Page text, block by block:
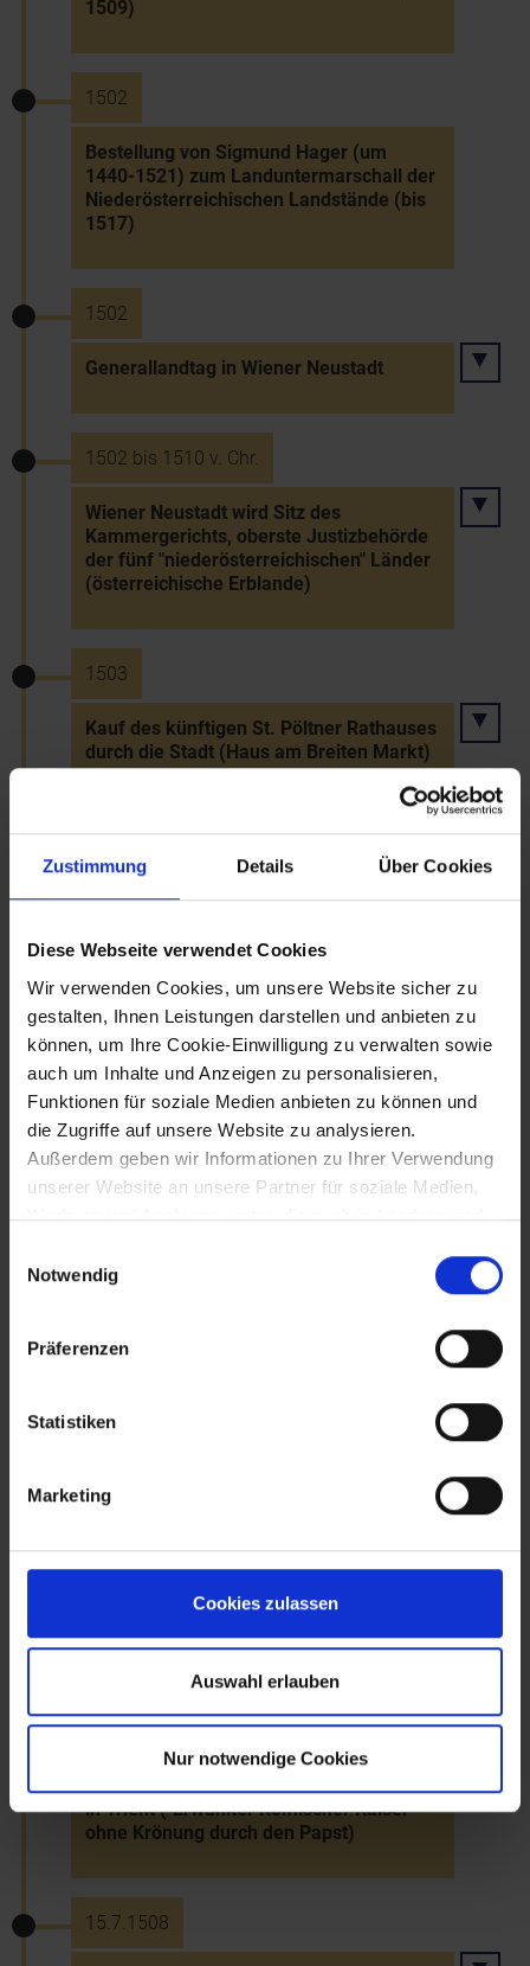
Zustimmung Details Über Cookies
Diese Webseite verwendet Cookies
Wir verwenden Cookies, um unsere Website sicher zu
gestalten, Ihnen Leistungen darstellen und anbieten zu
können, um Ihre Cookie-Einwilligung zu verwalten sowie
auch um Inhalte und Anzeigen zu personalisieren,
Funktionen für soziale Medien anbieten zu können und
die Zugriffe auf unsere Website zu analysieren.
Außerdem geben wir Informationen zu Ihrer Verwendung
unserer Website an unsere Partner für soziale Medien,
Werbung und Analysen weiter, die auch in Ländern sind,
gegeben ist, und in denen Sie Ihre Rechte uU nicht
effektiv durchsetzen können. Unsere Partner führen
diese Informationen möglicherweise mit weiteren Daten
zusammen, die Sie ihnen bereitgestellt haben oder die
haben.
Notwendig
Präferenzen
Statistiken
Marketing
Cookies zulassen
Auswahl erlauben
Nur notwendige Cookies
1509)
1502
Bestellung von Sigmund Hager (um
1440-1521) zum Landuntermarschall der
Niederösterreichischen Landstände (bis
1517)
1502
Generallandtag in Wiener Neustadt
1502 bis 1510 v. Chr.
Wiener Neustadt wird Sitz des
Kammergerichts, oberste Justizbehörde
der fünf "niederösterreichischen" Länder
(österreichische Erblande)
1503
Kauf des künftigen St. Pöltner Rathauses
durch die Stadt (Haus am Breiten Markt)
1504
Spitz wird von Bayern an Österreich
Herrschaft der bayerischen Herzöge)
2.2.1506
Übertragung der Gebeine des hl. Leopold
in den Altarschrein in Stift
Klosterneuburg (aus dem Bodengrab)
1507
Weihe der Franziskanerkirche in St.
Erste urkundliche Marktnennung von
Neudorf im Weinviertel
4.2.1508
Proklamation Maximilians I. zum Kaiser
in Trient ("Erwählter Römischer Kaiser"
ohne Krönung durch den Papst)
15.7.1508